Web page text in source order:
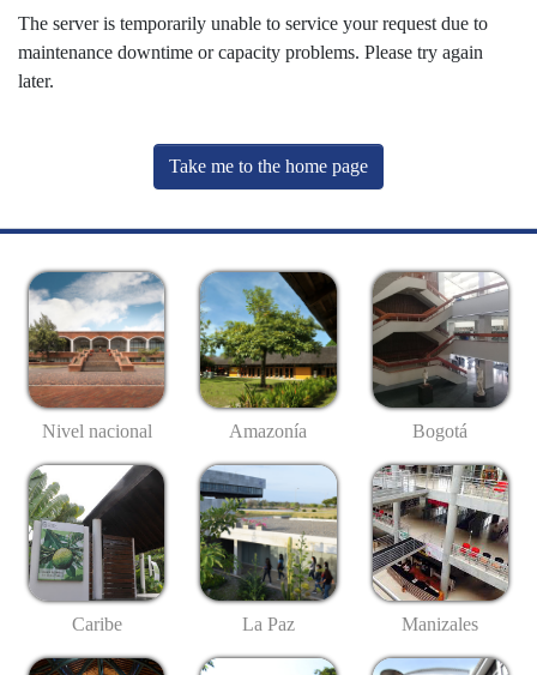
The server is temporarily unable to service your request due to
maintenance downtime or capacity problems. Please try again
later.
Take me to the home page
Nivel nacional Amazonía Bogotá
Caribe La Paz Manizales